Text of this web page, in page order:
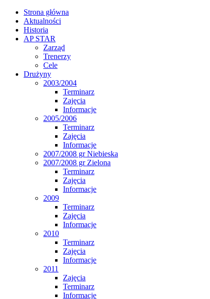
Strona główna
Aktualności
Historia
AP STAR
Zarząd
Trenerzy
Cele
Drużyny
2003/2004
Terminarz
Zajęcia
Informacje
2005/2006
Terminarz
Zajęcia
Informacje
2007/2008 gr Niebieska
2007/2008 gr Zielona
Terminarz
Zajęcia
Informacje
2009
Terminarz
Zajęcia
Informacje
2010
Terminarz
Zajęcia
Informacje
2011
Zajęcia
Terminarz
Informacje